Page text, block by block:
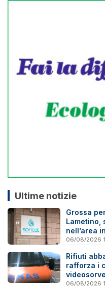
Ultime notizie
Grossa
Lametino,
nell’area
06/08/2026
Rifiuti
rafforza i
06/08/2026